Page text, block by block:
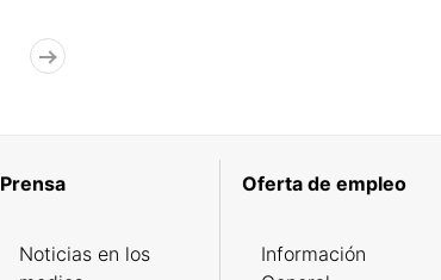
Prensa
Noticias en los
Oferta de empleo
Información